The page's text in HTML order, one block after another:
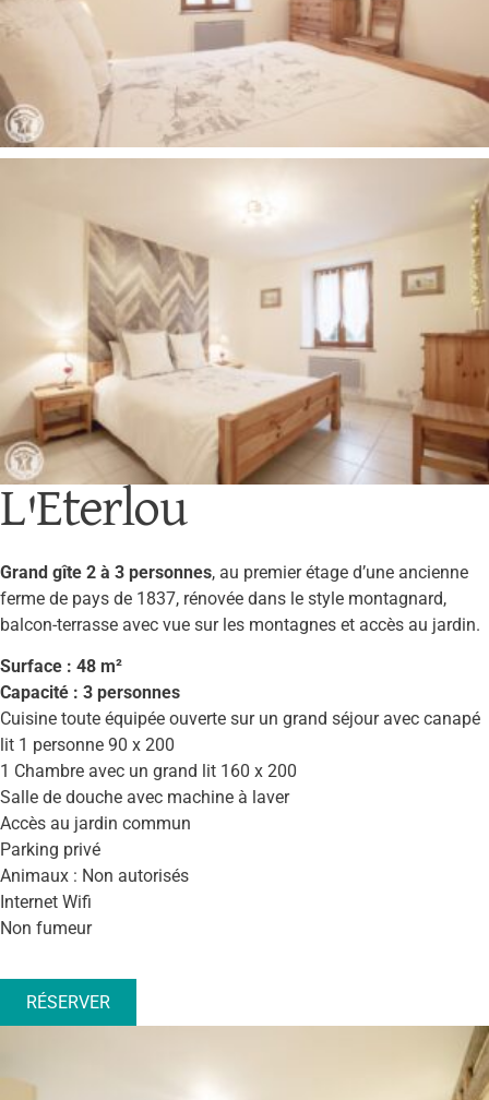
L'Eterlou
Grand gîte 2 à 3 personnes, au premier étage d’une ancienne
ferme de pays de 1837, rénovée dans le style montagnard,
balcon-terrasse avec vue sur les montagnes et accès au jardin.
Surface : 48 m²
Capacité : 3 personnes
Cuisine toute équipée ouverte sur un grand séjour avec canapé
lit 1 personne 90 x 200
1 Chambre avec un grand lit 160 x 200
Salle de douche avec machine à laver
Accès au jardin commun
Parking privé
Animaux : Non autorisés
Internet Wifi
Non fumeur
RÉSERVER